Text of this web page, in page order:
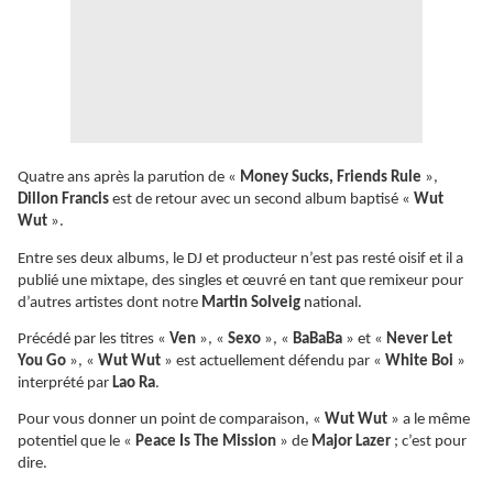
Quatre ans après la parution de « Money Sucks, Friends Rule »,
Dillon Francis est de retour avec un second album baptisé « Wut
Wut ».
Entre ses deux albums, le DJ et producteur n’est pas resté oisif et il a
publié une mixtape, des singles et œuvré en tant que remixeur pour
d’autres artistes dont notre Martin Solveig national.
Précédé par les titres « Ven », « Sexo », « BaBaBa » et « Never Let
You Go », « Wut Wut » est actuellement défendu par « White Boi »
interprété par Lao Ra.
Pour vous donner un point de comparaison, « Wut Wut » a le même
potentiel que le « Peace Is The Mission » de Major Lazer ; c’est pour
dire.